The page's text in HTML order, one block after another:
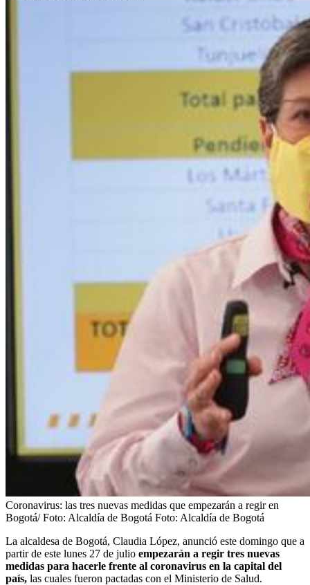
Coronavirus: las tres nuevas medidas que empezarán a regir en
Bogotá/ Foto: Alcaldía de Bogotá Foto: Alcaldía de Bogotá
La alcaldesa de Bogotá, Claudia López, anunció este domingo que a
partir de este lunes 27 de julio empezarán a regir tres nuevas
medidas para hacerle frente al coronavirus en la capital del
país, las cuales fueron pactadas con el Ministerio de Salud.